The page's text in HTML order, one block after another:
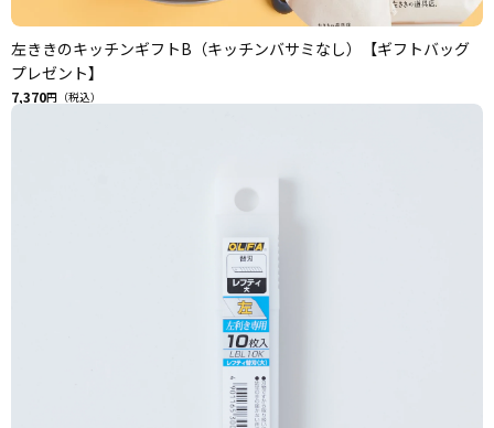
左ききのキッチンギフトB（キッチンバサミなし）【ギフトバッグ
プレゼント】
7,370円（税込）